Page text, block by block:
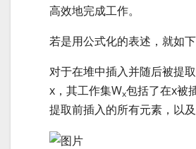
高效地完成工作。
若是用公式化的表述，就如下
对于在堆中插入并随后被提
x，其工作集Wx包括了在x被
提取前插入的所有元素，以及